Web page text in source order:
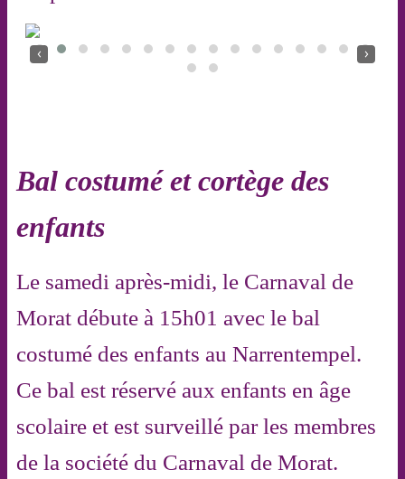
‹ ›
Bal costumé et cortège des
enfants
Le samedi après-midi, le Carnaval de
Morat débute à 15h01 avec le bal
costumé des enfants au Narrentempel.
Ce bal est réservé aux enfants en âge
scolaire et est surveillé par les membres
de la société du Carnaval de Morat.